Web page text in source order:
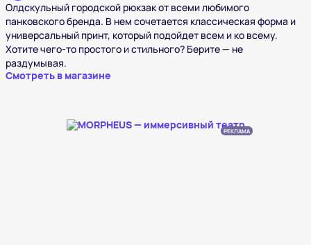
Олдскульный городской рюкзак от всеми любимого
панковского бренда. В нем сочетается классическая форма и
универсальный принт, который подойдет всем и ко всему.
Хотите чего-то простого и стильного? Берите — не
раздумывая.
Смотреть в магазине
РЕКЛАМА